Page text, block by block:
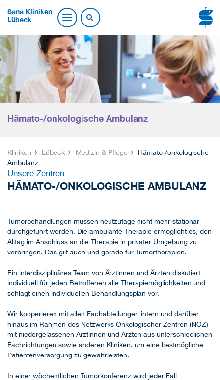
Sana Kliniken
Lübeck
Hämato-/onkologische Ambulanz
Kliniken Lübeck Medizin & Pflege
Hämato-/onkologische
Ambulanz
Unsere Zentren
HÄMATO-/ONKOLOGISCHE AMBULANZ
Tumorbehandlungen müssen heutzutage nicht mehr stationär
durchgeführt werden. Die ambulante Therapie ermöglicht es, den
Alltag im Anschluss an die Therapie in privater Umgebung zu
verbringen. Das gilt auch und gerade für Tumortherapien.
Ein interdisziplinäres Team von Ärztinnen und Ärzten diskutiert
individuell für jeden Betroffenen alle Therapiemöglichkeiten und
schlägt einen individuellen Behandlungsplan vor.
Wir kooperieren mit allen Fachabteilungen intern und darüber
hinaus im Rahmen des Netzwerks Onkologischer Zentren (NOZ)
mit niedergelassenen Ärztinnen und Ärzten aus unterschiedlichen
Fachrichtungen sowie anderen Kliniken, um eine bestmögliche
Patientenversorgung zu gewährleisten.
In einer wöchentlichen Tumorkonferenz wird jeder Fall